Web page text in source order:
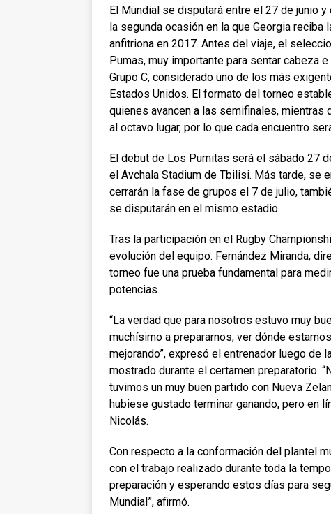
El Mundial se disputará entre el 27 de junio
la segunda ocasión en la que Georgia
anfitriona en 2017. Antes del viaje, el
Pumas, muy importante para sentar cabeza
Grupo C, considerado uno de los más
Estados Unidos. El formato del torneo
quienes avancen a las semifinales,
al octavo lugar, por lo que cada encuentro
El debut de Los Pumitas será el sábado 27
el Avchala Stadium de Tbilisi. Más tarde, se
cerrarán la fase de grupos el 7 de julio,
se disputarán en el mismo estadio.
Tras la participación en el Rugby
evolución del equipo. Fernández Miranda,
torneo fue una prueba fundamental para
potencias.
“La verdad que para nosotros estuvo muy
muchísimo a prepararnos, ver dónde
mejorando”, expresó el entrenador luego de
mostrado durante el certamen preparatorio.
tuvimos un muy buen partido con Nueva
hubiese gustado terminar ganando, pero en
Nicolás.
Con respecto a la conformación del plantel
con el trabajo realizado durante toda la
preparación y esperando estos días para
Mundial”, afirmó.